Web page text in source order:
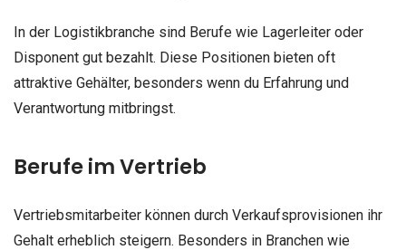
In der Logistikbranche sind Berufe wie Lagerleiter oder
Disponent gut bezahlt. Diese Positionen bieten oft
attraktive Gehälter, besonders wenn du Erfahrung und
Verantwortung mitbringst.
Berufe im Vertrieb
Vertriebsmitarbeiter können durch Verkaufsprovisionen ihr
Gehalt erheblich steigern. Besonders in Branchen wie